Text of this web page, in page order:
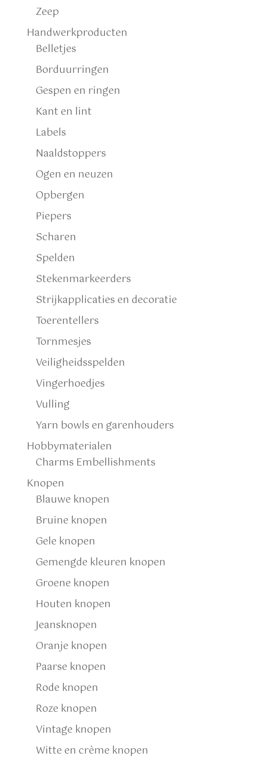
Zeep
Handwerkproducten
Belletjes
Borduurringen
Gespen en ringen
Kant en lint
Labels
Naaldstoppers
Ogen en neuzen
Opbergen
Piepers
Scharen
Spelden
Stekenmarkeerders
Strijkapplicaties en decoratie
Toerentellers
Tornmesjes
Veiligheidsspelden
Vingerhoedjes
Vulling
Yarn bowls en garenhouders
Hobbymaterialen
Charms Embellishments
Knopen
Blauwe knopen
Bruine knopen
Gele knopen
Gemengde kleuren knopen
Groene knopen
Houten knopen
Jeansknopen
Oranje knopen
Paarse knopen
Rode knopen
Roze knopen
Vintage knopen
Witte en crème knopen